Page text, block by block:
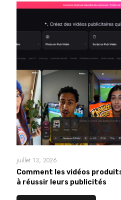
juillet 13, 2026
Comment les vidéos
à réussir leurs publicités